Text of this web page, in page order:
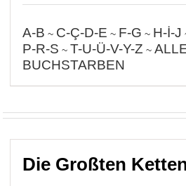
A-B ~ C-Ç-D-E ~ F-G ~ H-İ-J
P-R-S ~ T-U-Ü-V-Y-Z ~
BUCHSTARBEN
Die Großten